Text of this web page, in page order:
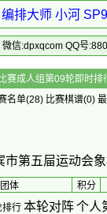
排大师 小河
信:dpxqcom QQ号
屇运动会象
名单(28) 比赛棋谱(0)
市第五屇运动会
团体
积分
排行 本轮对阵个人